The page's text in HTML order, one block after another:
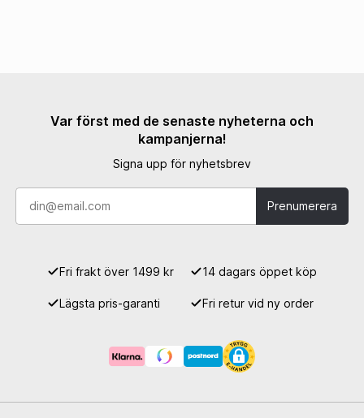
Var först med de senaste nyheterna och
kampanjerna!
Signa upp för nyhetsbrev
Prenumerera
Fri frakt över 1499 kr 14 dagars öppet köp
Lägsta pris-garanti Fri retur vid ny order